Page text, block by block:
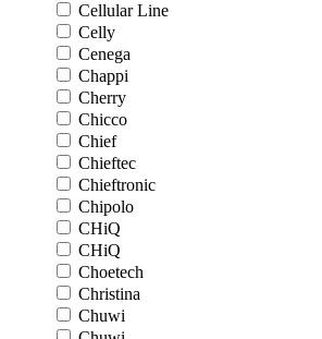
Cellular Line
Celly
Cenega
Chappi
Cherry
Chicco
Chief
Chieftec
Chieftronic
Chipolo
CHiQ
CHiQ
Choetech
Christina
Chuwi